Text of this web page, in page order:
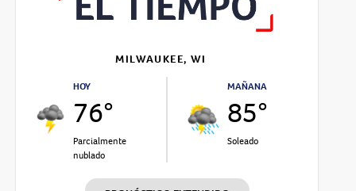
MILWAUKEE, WI
HOY
76°
Parcialmente
nublado
MAÑANA
85°
Soleado